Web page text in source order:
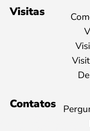
Visitas
Contatos